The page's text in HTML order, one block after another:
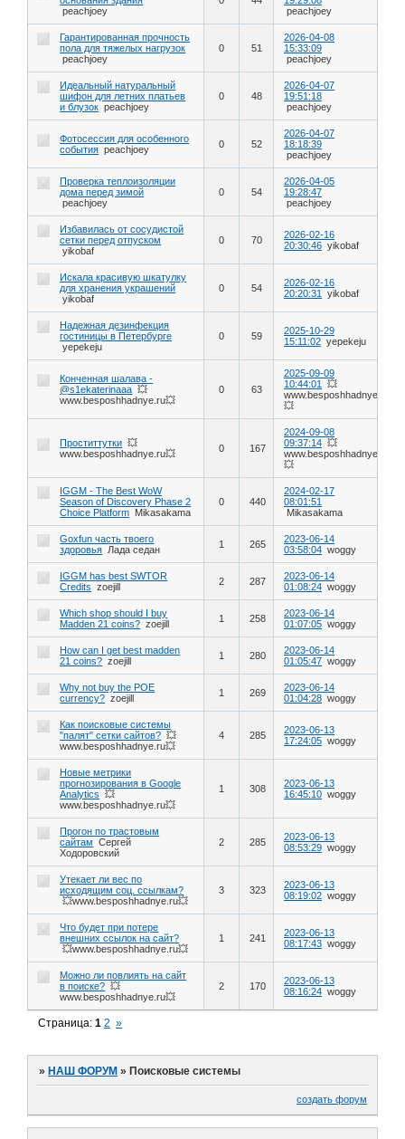
peachjoey
peachjoey
Гарантированная прочность
пола для тяжелых нагрузок
peachjoey
0 51
2026-04-08
15:33:09
peachjoey
Идеальный натуральный
шифон для летних платьев
и блузок peachjoey
0 48
2026-04-07
19:51:18
peachjoey
Фотосессия для особенного
события peachjoey 0 52
2026-04-07
18:18:39
peachjoey
Проверка теплоизоляции
дома перед зимой
peachjoey
0 54
2026-04-05
19:28:47
peachjoey
Избавилась от сосудистой
сетки перед отпуском
yikobaf
0 70
2026-02-16
20:30:46 yikobaf
Искала красивую шкатулку
для хранения украшений
yikobaf
0 54
2026-02-16
20:20:31
yikobaf
Надежная дезинфекция
гостиницы в Петербурге
yepekeju
0 59
2025-10-29
15:11:02 yepekeju
Конченная шалава -
@s1ekaterinaaa 💥
www.besposhhadnye.ru💥
0 63
2025-09-09
10:44:01
💥
www.besposhhadnye.ru
💥
Проститтутки 💥
www.besposhhadnye.ru💥
0 167
2024-09-08
09:37:14 💥
www.besposhhadnye.ru
💥
IGGM - The Best WoW
Season of Discovery Phase 2
Choice Platform Mikasakama
0 440
2024-02-17
08:01:51
Mikasakama
Goxfun часть твоего
здоровья Лада седан 1 265
2023-06-14
03:58:04 woggy
IGGM has best SWTOR
Credits
zoejill 2 287
2023-06-14
01:08:24 woggy
Which shop should I buy
Madden 21 coins? zoejill 1 258
2023-06-14
01:07:05 woggy
How can I get best madden
21 coins? zoejill 1 280
2023-06-14
01:05:47 woggy
Why not buy the POE
currency? zoejill 1 269
2023-06-14
01:04:28 woggy
Как поисковые системы
"палят" сетки сайтов? 💥
www.besposhhadnye.ru💥
4 285
2023-06-13
17:24:05 woggy
Новые метрики
прогнозирования в Google
Analytics
💥
www.besposhhadnye.ru💥
1 308
2023-06-13
16:45:10 woggy
Прогон по трастовым
сайтам
Сергей
Ходоровский
2 285
2023-06-13
08:53:29 woggy
Утекает ли вес по
исходящим соц. ссылкам?
💥www.besposhhadnye.ru💥
3 323
2023-06-13
08:19:02 woggy
Что будет при потере
внешних ссылок на сайт?
💥www.besposhhadnye.ru💥
1 241
2023-06-13
08:17:43 woggy
Можно ли повлиять на сайт
в поиске? 💥
www.besposhhadnye.ru💥
2 170
2023-06-13
08:16:24 woggy
Страница:1 2 »
»НАШ ФОРУМ »Поисковые системы
создать форум